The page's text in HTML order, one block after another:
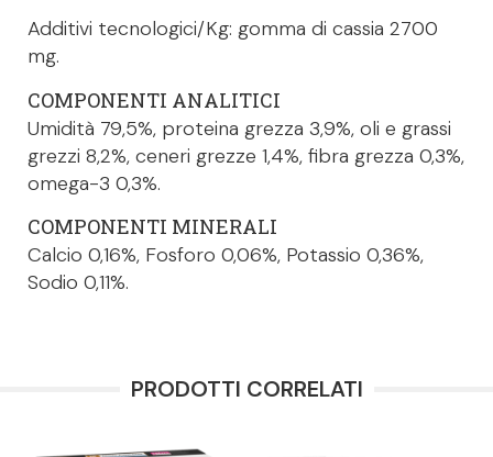
Additivi tecnologici/Kg: gomma di cassia 2700
mg.
COMPONENTI ANALITICI
Umidità 79,5%, proteina grezza 3,9%, oli e grassi
grezzi 8,2%, ceneri grezze 1,4%, fibra grezza 0,3%,
omega-3 0,3%.
COMPONENTI MINERALI
Calcio 0,16%, Fosforo 0,06%, Potassio 0,36%,
Sodio 0,11%.
PRODOTTI CORRELATI